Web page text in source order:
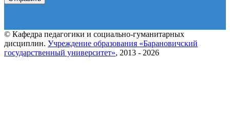
© Кафедра педагогики и социально-гуманитарных
дисциплин. Учреждение образования «Барановичский
государственный университет», 2013 - 2026